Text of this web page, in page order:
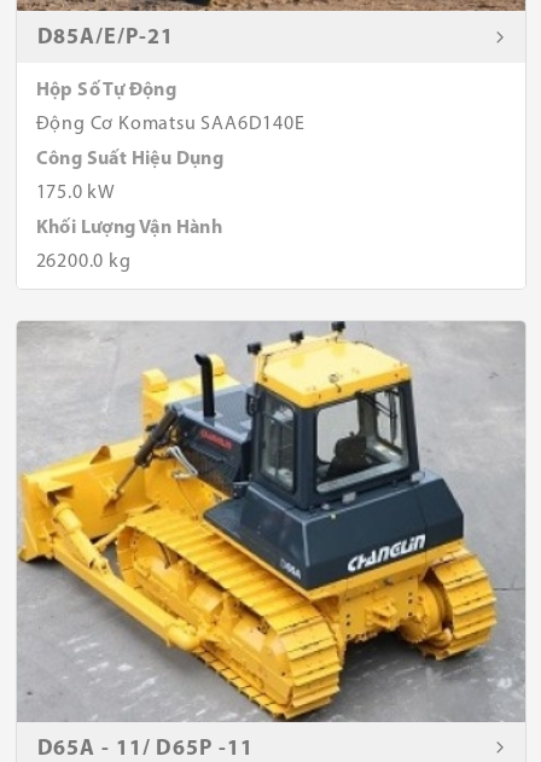
D85A/E/P-21
Hộp Số Tự Động
Động Cơ Komatsu SAA6D140E
Công Suất Hiệu Dụng
175.0 kW
Khối Lượng Vận Hành
26200.0 kg
D65A - 11/ D65P -11